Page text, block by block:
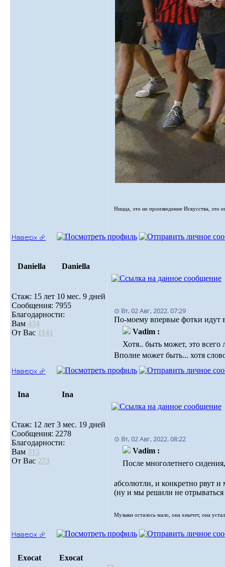
Ницца, это не произведение Искусства, это
Наверх ⮵
Daniella Daniella
Стаж: 15 лет 10 мес. 9 дней
Сообщения: 7955
Благодарности:
Вам 434
От Вас 1141
⊙ Вт, 02 Авг, 2022. 07:29
По-моему впервые фотки идут
Vadim :
Хотя.. быть может, это
Вполне может быть... хотя
Наверх ⮵
Ina Ina
Стаж: 12 лет 3 мес. 19 дней
Сообщения: 2278
Благодарности:
Вам 315
От Вас 273
⊙ Вт, 02 Авг, 2022. 08:22
Vadim :
После многолетнего
абсолютли, и конкретно рвут
(ну и мы решили не отрываться
Музыки осталось мало, oна хнычет, она
Наверх ⮵
Exocat
Exocat